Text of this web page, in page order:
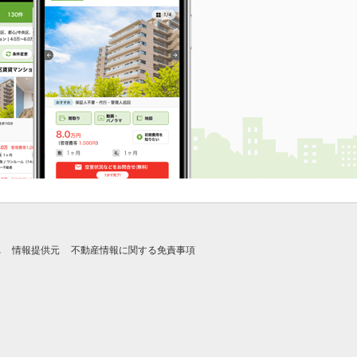
情報提供元 不動産情報に関する免責事項